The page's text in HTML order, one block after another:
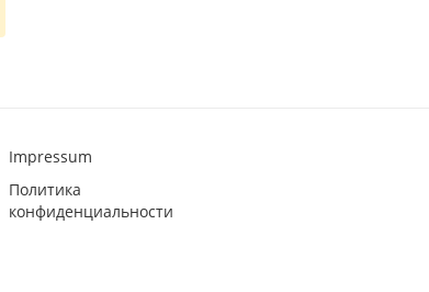
Impressum
Политика
конфиденциальности